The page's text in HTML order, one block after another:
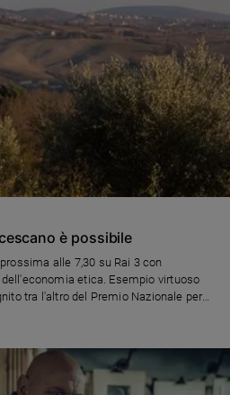
è possibile
alle 7,30 su Rai 3 con
etica. Esempio virtuoso
Premio Nazionale per